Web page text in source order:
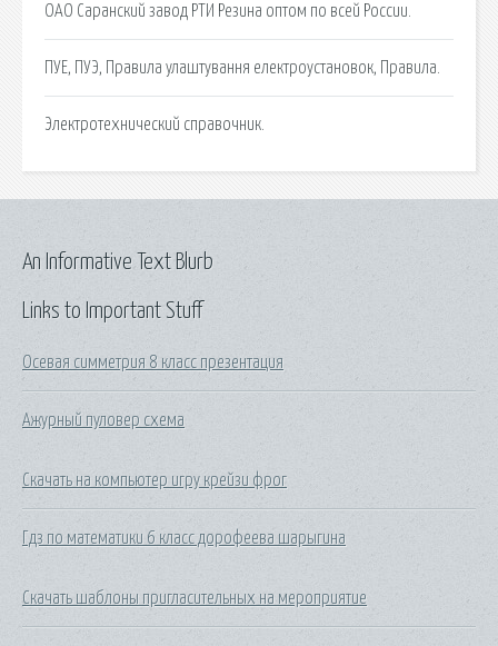
ОАО Саранский завод РТИ Резина оптом по всей России.
ПУЕ, ПУЭ, Правила улаштування електроустановок, Правила.
Электротехнический справочник.
Links to Important Stuff
Осевая симметрия 8 класс презентация
Ажурный пуловер схема
Скачать на компьютер игру крейзи фрог
Гдз по математики 6 класс дорофеева шарыгина
Скачать шаблоны пригласительных на мероприятие
An Informative Text Blurb